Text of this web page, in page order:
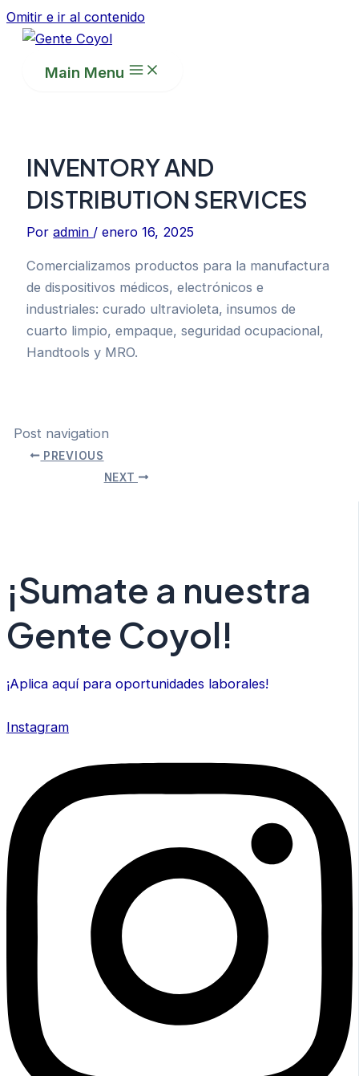
Omitir e ir al contenido
Main Menu
INVENTORY AND
DISTRIBUTION SERVICES
Poradmin /enero 16, 2025
Comercializamos productos para la manufactura
de dispositivos médicos, electrónicos e
industriales: curado ultravioleta, insumos de
cuarto limpio, empaque, seguridad ocupacional,
Handtools y MRO.
Post navigation
PREVIOUS
NEXT
¡Sumate a nuestra
Gente Coyol!
¡Aplica aquí para oportunidades laborales!
Instagram